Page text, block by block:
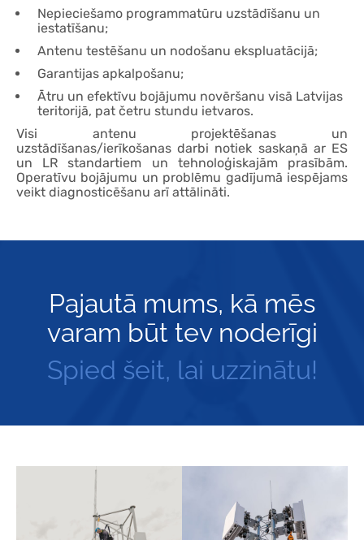
Nepieciešamo programmatūru uzstādīšanu un
iestatīšanu;
Antenu testēšanu un nodošanu ekspluatācijā;
Garantijas apkalpošanu;
Ātru un efektīvu bojājumu novēršanu visā Latvijas
teritorijā, pat četru stundu ietvaros.
Visi antenu projektēšanas un
uzstādīšanas/ierīkošanas darbi notiek saskaņā ar ES
un LR standartiem un tehnoloģiskajām prasībām.
Operatīvu bojājumu un problēmu gadījumā iespējams
veikt diagnosticēšanu arī attālināti.
Pajautā mums, kā mēs
varam būt tev noderīgi
Spied šeit, lai uzzinātu!